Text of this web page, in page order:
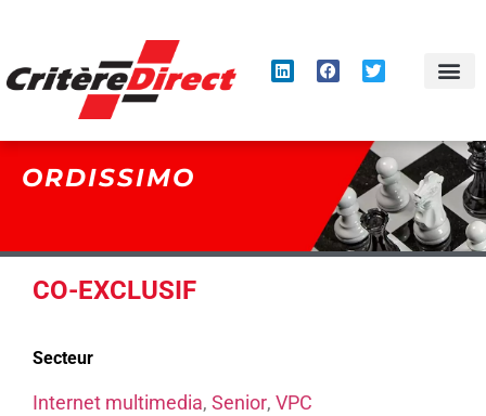
ORDISSIMO
CO-EXCLUSIF
Secteur
Internet multimedia, Senior, VPC